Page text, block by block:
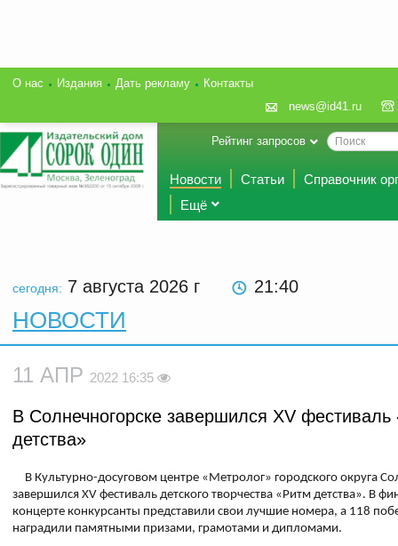
О нас Издания Дать рекламу
Контакты
news@id41.ru
Рейтинг запросов
Новости Статьи
Справочник
Ещё
сегодня: 7 августа 2026 г 21:40
НОВОСТИ
11 АПР 2022 16:35
В Солнечногорске завершился XV фестиваль
детства»
В Культурно-досуговом центре «Метролог» городского округа
завершился XV фестиваль детского творчества «Ритм детства». В
концерте конкурсанты представили свои лучшие номера, а 118
наградили памятными призами, грамотами и дипломами.